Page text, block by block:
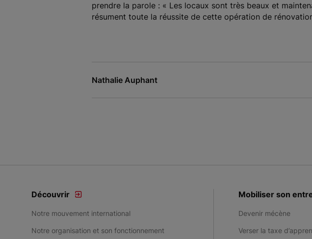
prendre la parole : « Les locaux sont très beaux et
résument toute la réussite de cette opération de
Nathalie Auphant
Découvrir
Notre mouvement international
Notre organisation et son fonctionnement
Mobiliser son
Devenir mécène
Verser la taxe